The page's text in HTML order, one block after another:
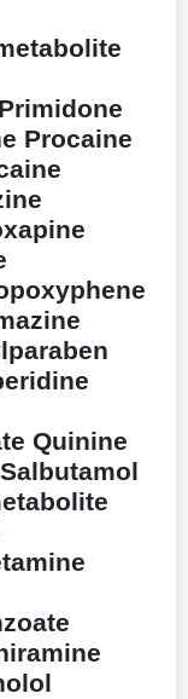
Procaine
Quinine